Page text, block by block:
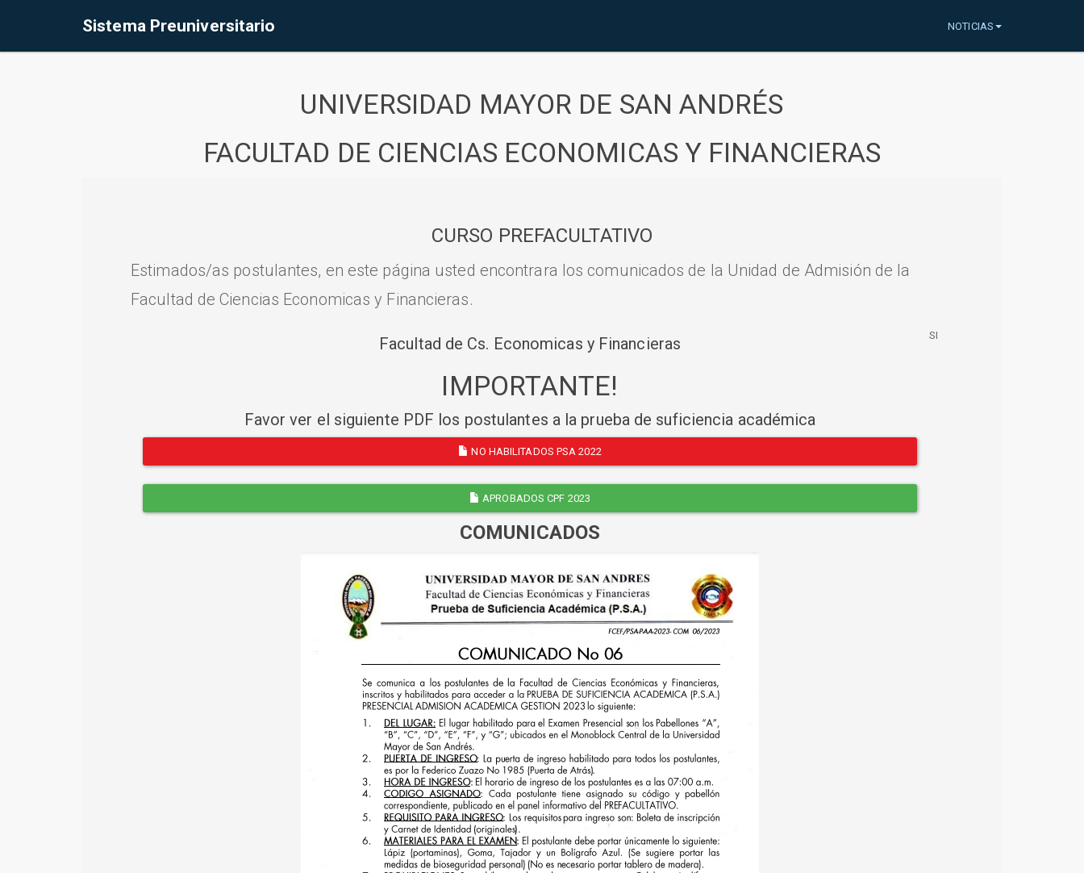
Sistema Preuniversitario NOTICIAS
UNIVERSIDAD MAYOR DE SAN ANDRÉS
FACULTAD DE CIENCIAS ECONOMICAS Y FINANCIERAS
CURSO PREFACULTATIVO
Estimados/as postulantes, en este página usted encontrara los comunicados de la Unidad de Admisión de la
Facultad de Ciencias Economicas y Financieras.
Facultad de Cs. Economicas y Financieras
IMPORTANTE!
Favor ver el siguiente PDF los postulantes a la prueba de suficiencia académica
NO HABILITADOS PSA 2022
APROBADOS CPF 2023
COMUNICADOS
SI